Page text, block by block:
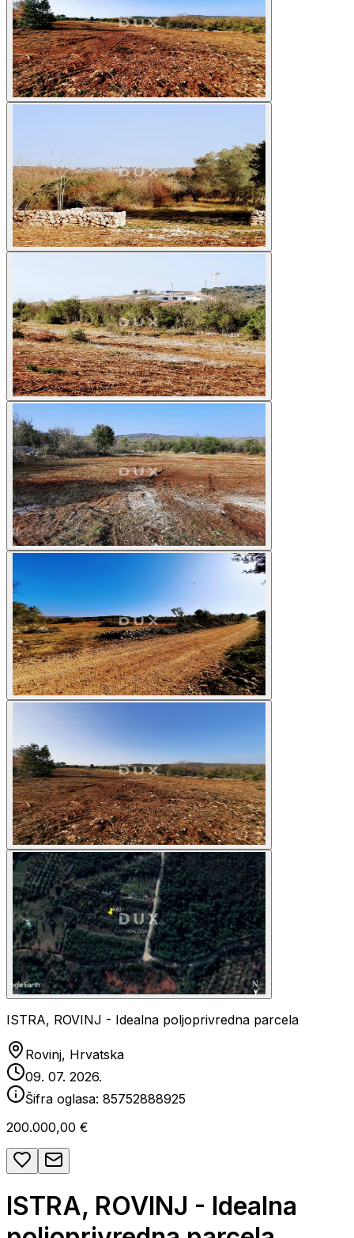
ISTRA, ROVINJ - Idealna poljoprivredna parcela
Rovinj, Hrvatska
09. 07. 2026.
Šifra oglasa: 85752888925
200.000,00 €
ISTRA, ROVINJ - Idealna